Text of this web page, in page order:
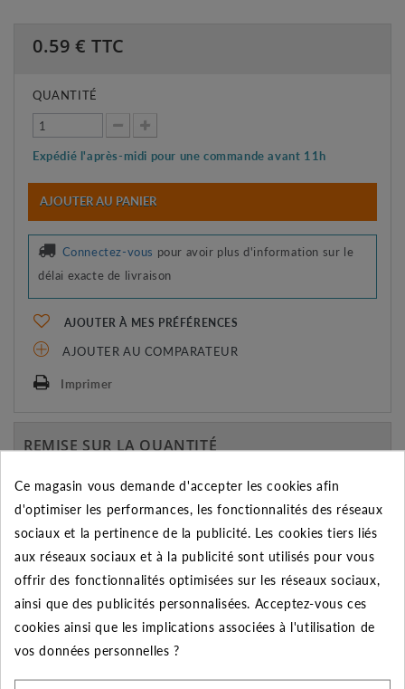
0.59 € TTC
QUANTITÉ
Expédié l'après-midi pour une commande avant 11h
AJOUTER AU PANIER
Connectez-vous pour avoir plus d'information sur le
délai exacte de livraison
AJOUTER À MES PRÉFÉRENCES
AJOUTER AU COMPARATEUR
Imprimer
REMISE SUR LA QUANTITÉ
Quantité Remise Vous économisez
5 2% Jusqu'à 0,06 €
10 5% Jusqu'à0,29 €
50 10% Jusqu'à 2,95 €
Ce magasin vous demande d'accepter les cookies afin
d'optimiser les performances, les fonctionnalités des réseaux
sociaux et la pertinence de la publicité. Les cookies tiers liés
aux réseaux sociaux et à la publicité sont utilisés pour vous
offrir des fonctionnalités optimisées sur les réseaux sociaux,
ainsi que des publicités personnalisées. Acceptez-vous ces
cookies ainsi que les implications associées à l'utilisation de
vos données personnelles ?